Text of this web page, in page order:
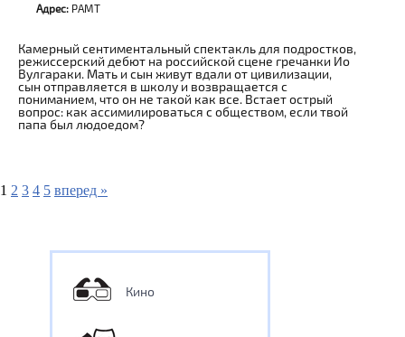
Адрес: РАМТ
Камерный сентиментальный спектакль для подростков,
режиссерский дебют на российской сцене гречанки Ио
Вулгараки. Мать и сын живут вдали от цивилизации,
сын отправляется в школу и возвращается с
пониманием, что он не такой как все. Встает острый
вопрос: как ассимилироваться c обществом, если твой
папа был людоедом?
1 2 3 4 5 вперед »
Кино